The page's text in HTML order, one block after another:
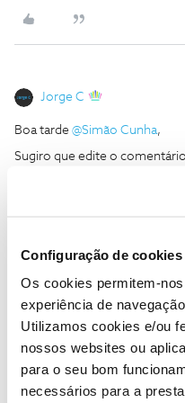
Configuração de cookies
Os cookies permitem-
experiência de
Utilizamos cookies e/ou
nossos websites ou
para o seu bom
necessários para a
Jorge C
Boa tarde ​ @Simão Cunha,
Sugiro que edite o
não resolver é um bug da
Obrigado.
Resposta” nas soluções
dicas, ajuda e novidades do